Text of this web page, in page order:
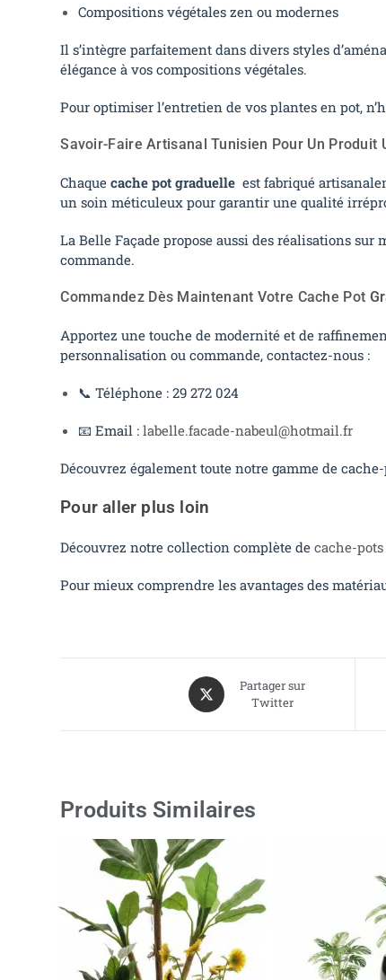
Compositions végétales zen ou modernes
Il s’intègre parfaitement dans divers styles
élégance à vos compositions végétales.
Pour optimiser l’entretien de vos plantes en pot,
Savoir-Faire Artisanal Tunisien Pour Un Produit
Chaquecache pot graduelle est fabriqué
un soin méticuleux pour garantir une qualité
La Belle Façade propose aussi des réalisations
commande.
Commandez Dès Maintenant Votre Cache Pot
Apportez une touche de modernité et de
personnalisation ou commande, contactez-nous :
📞 Téléphone : 29 272 024
📧 Email :labelle.facade-nabeul@hotmail.fr
Découvrez également toute notre gamme de
Pour aller plus loin
Découvrez notre collection complète decache-
Pour mieux comprendre les avantages des
Partager sur
Twitter
Produits Similaires